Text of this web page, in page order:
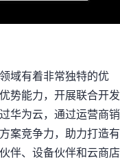
域有着非常独特的优
势能力，开展联合开发
华为云，通过运营商销
案竞争力，助力打造有
伴、设备伙伴和云商店